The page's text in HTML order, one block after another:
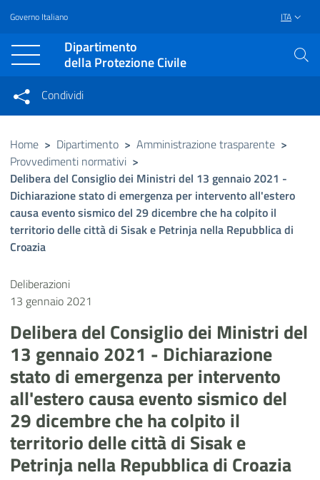
Vai al contenuto principale
Raggiungi il piè di pagina
Governo Italiano ITA
Dipartimento
della Protezione Civile
Condividi su Facebook
Condividi su Twitter
Condividi su LinkedIn
Condividi
Condividi sui social network
Home > Dipartimento > Amministrazione trasparente >
Provvedimenti normativi >
Delibera del Consiglio dei Ministri del 13 gennaio 2021 -
Dichiarazione stato di emergenza per intervento all'estero
causa evento sismico del 29 dicembre che ha colpito il
territorio delle città di Sisak e Petrinja nella Repubblica di
Croazia
Deliberazioni
13 gennaio 2021
Delibera del Consiglio dei Ministri del
13 gennaio 2021 - Dichiarazione
stato di emergenza per intervento
all'estero causa evento sismico del
29 dicembre che ha colpito il
territorio delle città di Sisak e
Petrinja nella Repubblica di Croazia